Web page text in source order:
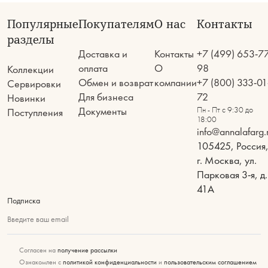
Популярные
разделы
Коллекции
Сервировки
Новинки
Поступления
Покупателям
Доставка и
оплата
Обмен и возврат
Для бизнеса
Документы
О нас
Контакты
О
компании
Контакты
+7 (499) 653-
98
+7 (800) 333-
72
Пн - Пт с 9:30 до
18:00
105425, Россия,
г. Москва, ул.
Парковая 3-я, д.
41А
Подписка
Введите ваш email
Согласен на получение рассылки
Ознакомлен с политикой конфиденциальности и пользовательским соглашением